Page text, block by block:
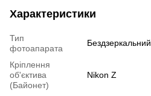
Характеристики
Тип
фотоапарата
Бездзеркальний
Кріплення
об'єктива
(Байонет)
Nikon Z